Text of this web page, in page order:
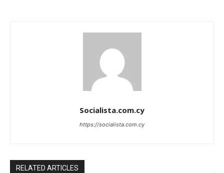
Socialista.com.cy
https://socialista.com.cy
RELATED ARTICLES